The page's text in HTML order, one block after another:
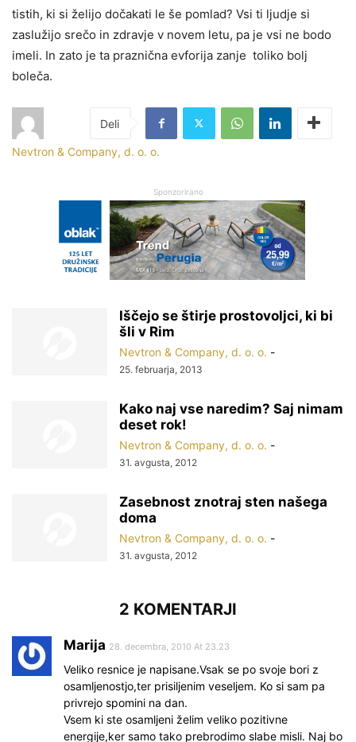
tistih, ki si želijo dočakati le še pomlad? Vsi ti ljudje si
zaslužijo srečo in zdravje v novem letu, pa je vsi ne bodo
imeli. In zato je ta praznična evforija zanje toliko bolj
boleča.
Nevtron & Company, d. o. o.
Sponzorirano
Iščejo se štirje prostovoljci, ki bi
šli v Rim
Nevtron & Company, d. o. o. -
25. februarja, 2013
Kako naj vse naredim? Saj nimam
deset rok!
Nevtron & Company, d. o. o. -
31. avgusta, 2012
Zasebnost znotraj sten našega
doma
Nevtron & Company, d. o. o. -
31. avgusta, 2012
2 KOMENTARJI
Marija 28. decembra, 2010 At 23.23
Veliko resnice je napisane.Vsak se po svoje bori z
osamljenostjo,ter prisiljenim veseljem. Ko si sam pa
privrejo spomini na dan.
Vsem ki ste osamljeni želim veliko pozitivne
energije,ker samo tako prebrodimo slabe misli. Naj bo